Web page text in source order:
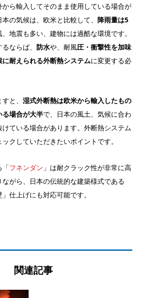
ら輸入してそのまま使用している場合が
の気候は、欧米と比較して、 降雨量は5
地震も多い、建物には過酷な環境です。
ならば、 防水や、耐風圧・衝撃性を加味
に耐えられる外断熱システムに変更する必
と、 湿式外断熱は欧米から輸入したもの
る場合が大半で、日本の風土、気候に合わ
ている場合があります。外断熱システム
クしていただきたいポイントです。
「フネンダン 」は耐クラック性が非常に高
がら、日本の伝統的な建築様式である
仕上げにも対応可能です。
関連記事